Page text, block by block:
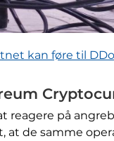
kan føre til
reagere på
at de samme